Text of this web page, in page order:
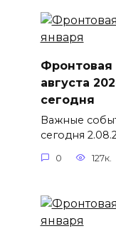
Фронтовая
августа
сегодня
Важные
сегодня
0 127к.